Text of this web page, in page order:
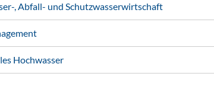
, Abfall- und Schutzwasserwirtschaft
Hochwasser